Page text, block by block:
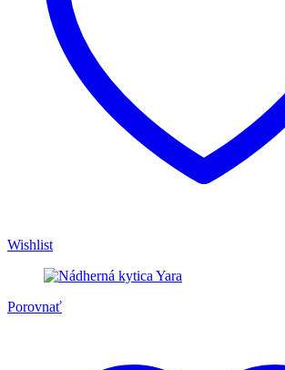
Wishlist
Porovnať